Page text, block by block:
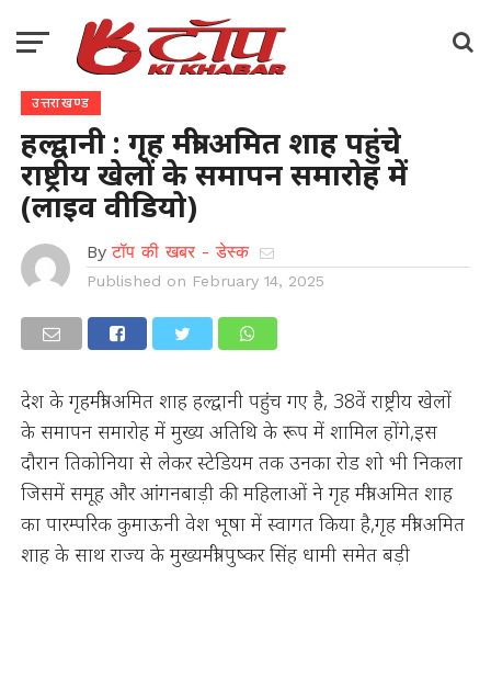
उत्तराखण्ड
हल्द्वानी : गृह मंत्री अमित शाह पहुंचे
राष्ट्रीय खेलों के समापन समारोह में
(लाइव वीडियो)
By टॉप की खबर - डेस्क
Published on February 14, 2025
देश के गृहमंत्री अमित शाह हल्द्वानी पहुंच गए है, 38वें राष्ट्रीय खेलों
के समापन समारोह में मुख्य अतिथि के रूप में शामिल होंगे,इस
दौरान तिकोनिया से लेकर स्टेडियम तक उनका रोड शो भी निकला
जिसमें समूह और आंगनबाड़ी की महिलाओं ने गृह मंत्री अमित शाह
का पारम्परिक कुमाऊनी वेश भूषा में स्वागत किया है,गृह मंत्री अमित
शाह के साथ राज्य के मुख्यमंत्री पुष्कर सिंह धामी समेत बड़ी